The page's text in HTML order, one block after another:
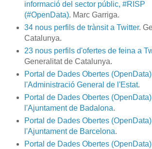
informació del sector públic, #RISP
(#OpenData). Marc Garriga.
34 nous perfils de trànsit a Twitter.
Catalunya.
23 nous perfils d'ofertes de feina a
Generalitat de Catalunya.
Portal de Dades Obertes
l'Administració General de l'Estat.
Portal de Dades Obertes
l'Ajuntament de Badalona.
Portal de Dades Obertes
l'Ajuntament de Barcelona.
Portal de Dades Obertes